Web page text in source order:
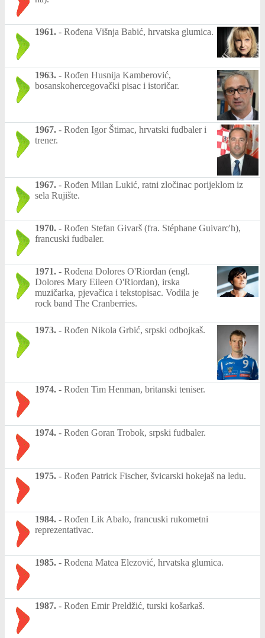
1961. - Rođena Višnja Babić, hrvatska glumica.
1963. - Rođen Husnija Kamberović,
bosanskohercegovački pisac i istoričar.
1967. - Rođen Igor Štimac, hrvatski fudbaler i
trener.
1967. - Rođen Milan Lukić, ratni zločinac porijeklom iz
sela Rujište.
1970. - Rođen Stefan Givarš (fra. Stéphane Guivarc'h),
francuski fudbaler.
1971. - Rođena Dolores O'Riordan (engl.
Dolores Mary Eileen O'Riordan), irska
muzičarka, pjevačica i tekstopisac. Vodila je
rock band The Cranberries.
1973. - Rođen Nikola Grbić, srpski odbojkaš.
1974. - Rođen Tim Henman, britanski teniser.
1974. - Rođen Goran Trobok, srpski fudbaler.
1975. - Rođen Patrick Fischer, švicarski hokejaš na ledu.
1984. - Rođen Lik Abalo, francuski rukometni
reprezentativac.
1985. - Rođena Matea Elezović, hrvatska glumica.
1987. - Rođen Emir Preldžić, turski košarkaš.